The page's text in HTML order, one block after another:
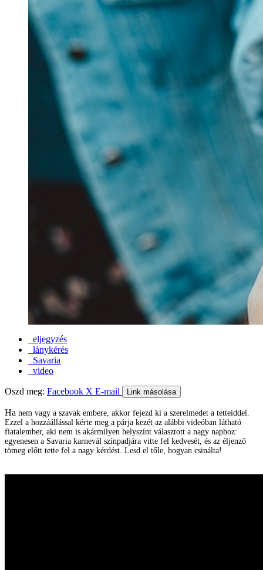
eljegyzés
lánykérés
Savaria
video
Oszd meg: Facebook X E-mail Link másolása
Ha nem vagy a szavak embere, akkor fejezd ki a szerelmedet a tetteiddel.
Ezzel a hozzáállással kérte meg a párja kezét az alábbi videóban látható
fiatalember, aki nem is akármilyen helyszínt választott a nagy naphoz:
egyenesen a Savaria karnevál színpadjára vitte fel kedvesét, és az éljenző
tömeg előtt tette fel a nagy kérdést. Lesd el tőle, hogyan csinálta!